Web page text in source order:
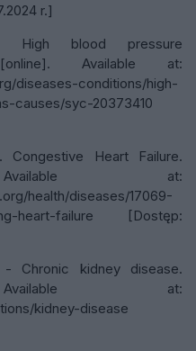
r.]
High blood pressure
Available at:
diseases-conditions/high-
causes/syc-20373410
Congestive Heart Failure.
at:
health/diseases/17069-
heart-failure [Dostęp:
Chronic kidney disease.
at:
kidney-disease